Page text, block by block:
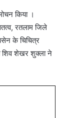
किया ।
रतलाम जिले
के चिचित्र
शिव शेखर शुक्ला ने